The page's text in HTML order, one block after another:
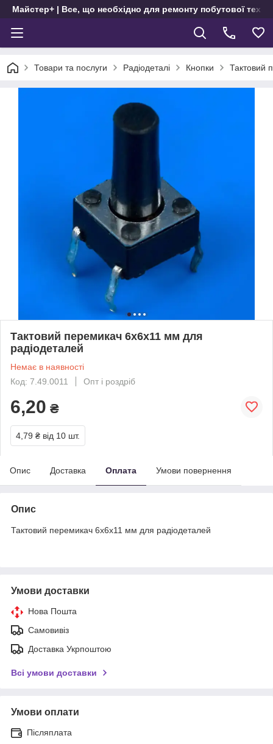
Майстер+ | Все, що необхідно для ремонту побутової
Товари та послуги Радіодеталі Кнопки Тактовий
Тактовий перемикач 6x6x11 мм для
радіодеталей
Немає в наявності
Код: 7.49.0011
Опт і роздріб
6,20 ₴
4,79 ₴ від 10 шт.
Опис Доставка Оплата Умови повернення
Опис
Тактовий перемикач 6x6x11 мм для радіодеталей
Умови доставки
Нова Пошта
Самовивіз
Доставка Укрпоштою
Всі умови доставки
Умови оплати
Післяплата